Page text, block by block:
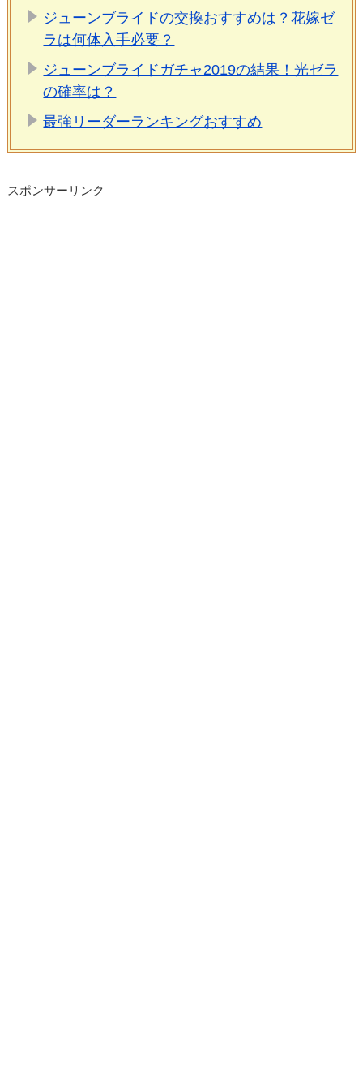
ジューンブライドの交換おすすめは？花嫁ゼ
ラは何体入手必要？
ジューンブライドガチャ2019の結果！光ゼラ
の確率は？
最強リーダーランキングおすすめ
スポンサーリンク